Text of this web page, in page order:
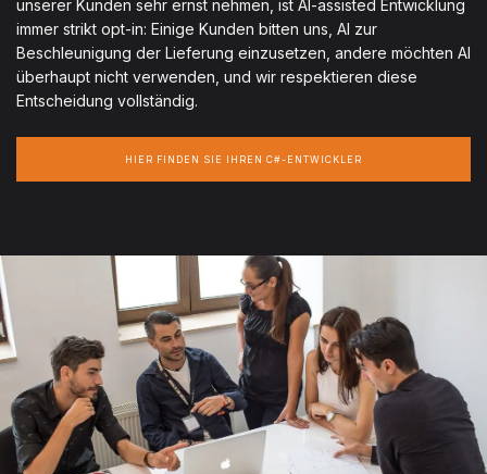
unserer Kunden sehr ernst nehmen, ist AI-assisted Entwicklung
immer strikt opt-in: Einige Kunden bitten uns, AI zur
Beschleunigung der Lieferung einzusetzen, andere möchten AI
überhaupt nicht verwenden, und wir respektieren diese
Entscheidung vollständig.
HIER FINDEN SIE IHREN C#-ENTWICKLER